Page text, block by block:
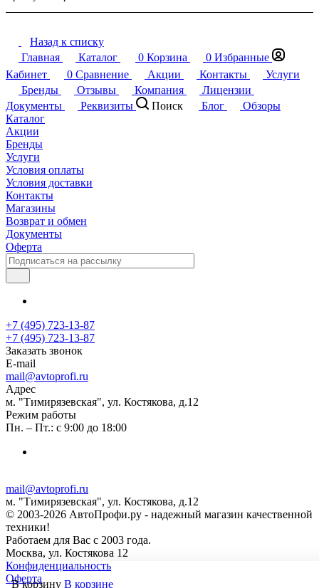
В корзину В корзине
Назад к списку
Главная
Каталог 0 Корзина 0 Избранные
Кабинет
0 Сравнение Акции Контакты
Услуги
Бренды
Отзывы Компания
Лицензии
Документы
Реквизиты Поиск Блог
Обзоры
Каталог
Акции
Бренды
Услуги
Условия оплаты
Условия доставки
Контакты
Магазины
Возврат и обмен
Документы
Оферта
+7 (495) 723-13-87
+7 (495) 723-13-87
Заказать звонок
E-mail
mail@avtoprofi.ru
Адрес
м. "Тимирязевская", ул. Костякова, д.12
Режим работы
Пн. – Пт.: с 9:00 до 18:00
mail@avtoprofi.ru
м. "Тимирязевская", ул. Костякова, д.12
© 2003-2026 АвтоПрофи.ру - надежный магазин качественной
техники!
Работаем для Вас с 2003 года.
Москва, ул. Костякова 12
Конфиденциальность
Оферта